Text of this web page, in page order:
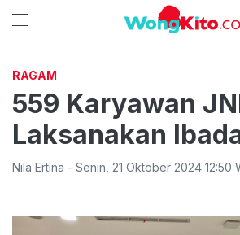
RAGAM
559 Karyawan
Laksanakan
Nila Ertina - Senin 21 Oktober 2024 12:50